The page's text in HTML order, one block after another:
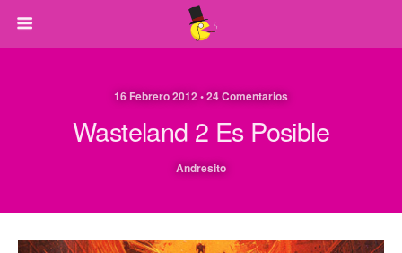
16 Febrero 2012 • 24 Comentarios
Wasteland 2 Es Posible
Andresito